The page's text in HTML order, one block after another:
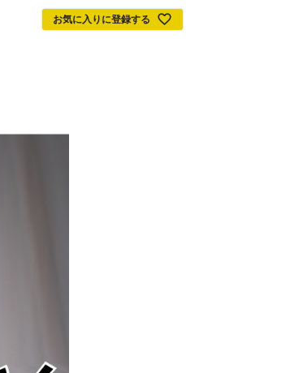
お気に入りに登録する